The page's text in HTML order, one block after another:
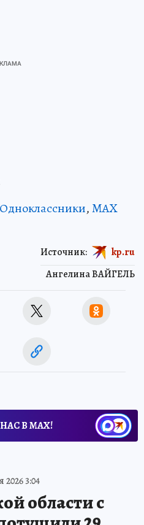
Одноклассники,MAX
Ангелина ВАЙГЕЛЬ
Источник: kp.ru
В МАХ!
2026 3:04
области с